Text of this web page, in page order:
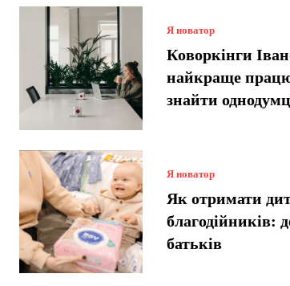
Я новатор
Коворкінги
найкраще
знайти
Я новатор
Як отримати
благодійників:
батьків